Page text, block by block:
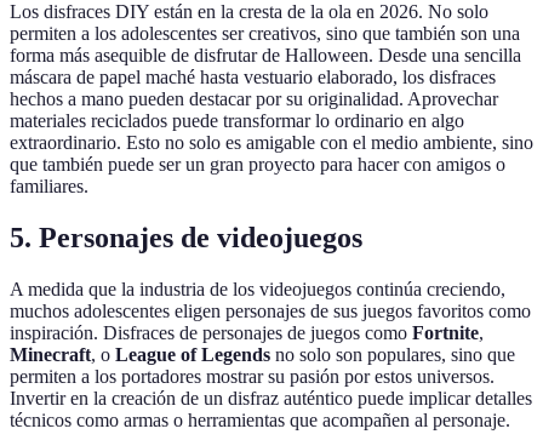
Los disfraces DIY están en la cresta de la ola en 2026. No solo
permiten a los adolescentes ser creativos, sino que también son una
forma más asequible de disfrutar de Halloween. Desde una sencilla
máscara de papel maché hasta vestuario elaborado, los disfraces
hechos a mano pueden destacar por su originalidad. Aprovechar
materiales reciclados puede transformar lo ordinario en algo
extraordinario. Esto no solo es amigable con el medio ambiente, sino
que también puede ser un gran proyecto para hacer con amigos o
familiares.
5. Personajes de videojuegos
A medida que la industria de los videojuegos continúa creciendo,
muchos adolescentes eligen personajes de sus juegos favoritos como
inspiración. Disfraces de personajes de juegos como Fortnite,
Minecraft, o League of Legends no solo son populares, sino que
permiten a los portadores mostrar su pasión por estos universos.
Invertir en la creación de un disfraz auténtico puede implicar detalles
técnicos como armas o herramientas que acompañen al personaje.